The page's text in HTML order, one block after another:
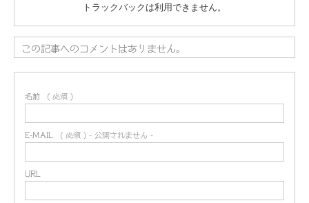
トラックバックは利用できません。
この記事へのコメントはありません。
名前 ( 必須 )
E-MAIL ( 必須 ) - 公開されません -
URL